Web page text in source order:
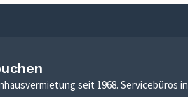
seit 1968. Servicebüros in